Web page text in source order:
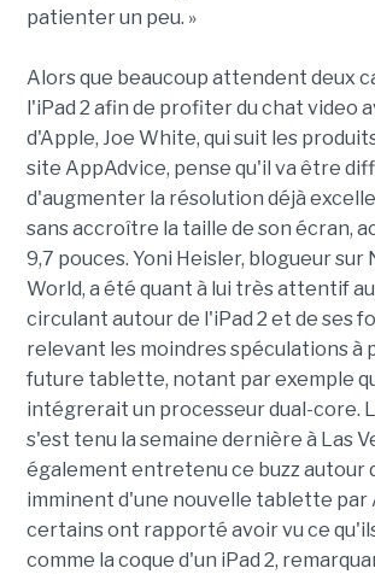
patienter un peu. »
Alors que beaucoup attendent deux
l'iPad 2 afin de profiter du chat video
d'Apple, Joe White, qui suit les
site AppAdvice, pense qu'il va être
d'augmenter la résolution déjà
sans accroître la taille de son écran,
9,7 pouces. Yoni Heisler, blogueur
World, a été quant à lui très attentif
circulant autour de l'iPad 2 et de ses
relevant les moindres spéculations à
future tablette, notant par exemple
intégrerait un processeur dual-core.
s'est tenu la semaine dernière à Las
également entretenu ce buzz autour
imminent d'une nouvelle tablette par
certains ont rapporté avoir vu ce
comme la coque d'un iPad 2,